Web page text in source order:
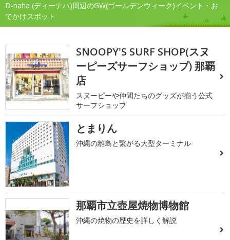
D-naha (ディーナハ)周辺のGW(ゴールデンウィーク)イベント・お
でかけスポット
SNOOPY'S SURF SHOP(スヌ
ーピーズサーフショップ) 那覇
店
スヌーピーや仲間たちのグッズが揃う公式
サーフショップ
とまりん
沖縄の離島と繋がる大型ターミナル
那覇市立壺屋焼物博物館
沖縄の焼物の歴史を詳しく解説